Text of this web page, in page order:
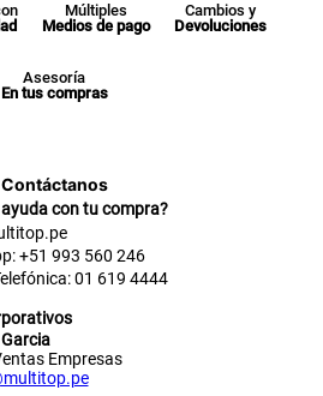
Múltiples
Medios de pago
Cambios y
Devoluciones
Asesoría
En tus compras
Contáctanos
con tu compra?
+51 993 560 246
01 619 4444
Empresas